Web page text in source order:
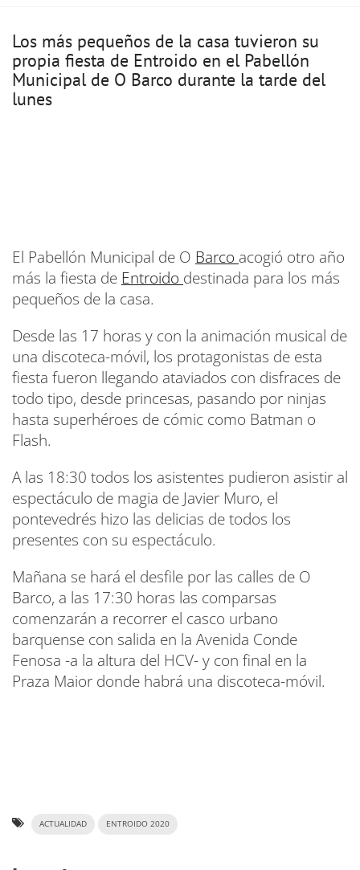
Los más pequeños de la casa tuvieron su
propia fiesta de Entroido en el Pabellón
Municipal de O Barco durante la tarde del
lunes
El Pabellón Municipal de O Barco acogió otro año
más la fiesta de Entroido destinada para los más
pequeños de la casa.
Desde las 17 horas y con la animación musical de
una discoteca-móvil, los protagonistas de esta
fiesta fueron llegando ataviados con disfraces de
todo tipo, desde princesas, pasando por ninjas
hasta superhéroes de cómic como Batman o
Flash.
A las 18:30 todos los asistentes pudieron asistir al
espectáculo de magia de Javier Muro, el
pontevedrés hizo las delicias de todos los
presentes con su espectáculo.
Mañana se hará el desfile por las calles de O
Barco, a las 17:30 horas las comparsas
comenzarán a recorrer el casco urbano
barquense con salida en la Avenida Conde
Fenosa -a la altura del HCV- y con final en la
Praza Maior donde habrá una discoteca-móvil.
ACTUALIDAD ENTROIDO 2020